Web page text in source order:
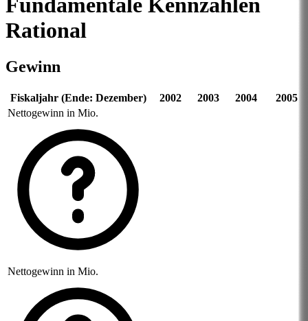
Rational
Gewinn
Fiskaljahr (Ende: Dezember) 2002 2003 2004
2005
Nettogewinn in Mio.
Nettogewinn in Mio.